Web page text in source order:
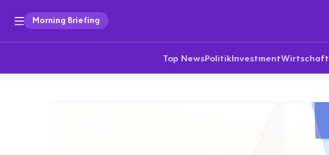
Morning Briefing
Top NewsPolitikInvestmentWirtschaft